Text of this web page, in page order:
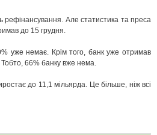
Але статистика та преса
до 15 грудня.
уже немає. Крім того, банк уже отримав
Тобто, 66% банку вже нема.
до 11,1 мільярда. Це більше, ніж всі